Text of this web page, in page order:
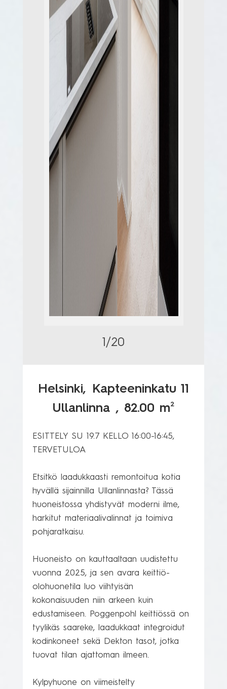
1/20
Helsinki,
Kapteeninkatu 11
Ullanlinna , 82.00 m2
ESITTELY SU 19.7 KELLO 16:00-16:45,
TERVETULOA
Etsitkö laadukkaasti remontoitua kotia
hyvällä sijainnilla Ullanlinnasta? Tässä
huoneistossa yhdistyvät moderni ilme,
harkitut materiaalivalinnat ja toimiva
pohjaratkaisu.
Huoneisto on kauttaaltaan uudistettu
vuonna 2025, ja sen avara keittiö-
olohuonetila luo viihtyisän
kokonaisuuden niin arkeen kuin
edustamiseen. Poggenpohl keittiössä on
tyylikäs saareke, laadukkaat integroidut
kodinkoneet sekä Dekton tasot, jotka
tuovat tilan ajattoman ilmeen.
Kylpyhuone on viimeistelty